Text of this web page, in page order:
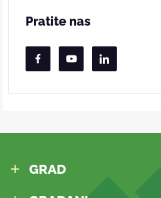
Pratite nas
GRAD